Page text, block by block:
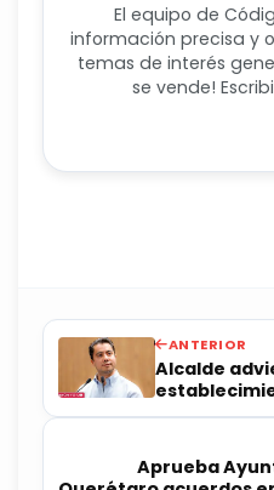
El equipo de
información precisa y
temas de interés
se vende!
ANTERIOR
Alcalde
actos ilícitos
Aprueba